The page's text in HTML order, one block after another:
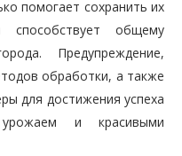
помогает сохранить их
общему
Предупреждение,
обработки, а также
для достижения успеха
и красивыми